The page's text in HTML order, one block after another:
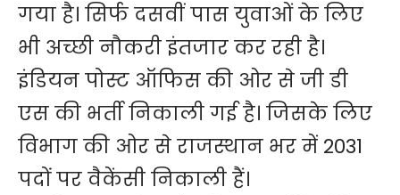
गया है। सिर्फ दसवीं पास युवाओं के लिए
भी अच्छी नौकरी इंतजार कर रही है।
इंडियन पोस्ट ऑफिस की ओर से जी डी
एस की भर्ती निकाली गई है। जिसके लिए
विभाग की ओर से राजस्थान भर में 2031
पदों पर वैकेंसी निकाली हैं।